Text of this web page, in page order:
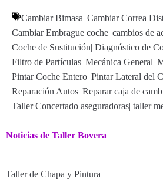
Cambiar Bimasa| Cambiar Correa
Cambiar Embrague coche| cambios de
Coche de Sustitución| Diagnóstico de
Filtro de Partículas| Mecánica General|
Pintar Coche Entero| Pintar Lateral del
Reparación Autos| Reparar caja de
Taller Concertado aseguradoras| taller
Noticias de Taller Bovera
Taller de Chapa y Pintura